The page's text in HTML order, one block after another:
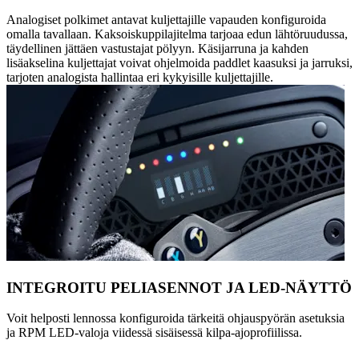
Analogiset polkimet antavat kuljettajille vapauden konfiguroida
omalla tavallaan. Kaksoiskuppilajitelma tarjoaa edun lähtöruudussa,
täydellinen jättäen vastustajat pölyyn. Käsijarruna ja kahden
lisäakselina kuljettajat voivat ohjelmoida paddlet kaasuksi ja jarruksi,
tarjoten analogista hallintaa eri kykyisille kuljettajille.
INTEGROITU PELIASENNOT JA LED-NÄYTTÖ
Voit helposti lennossa konfiguroida tärkeitä ohjauspyörän asetuksia
ja RPM LED-valoja viidessä sisäisessä kilpa-ajoprofiilissa.